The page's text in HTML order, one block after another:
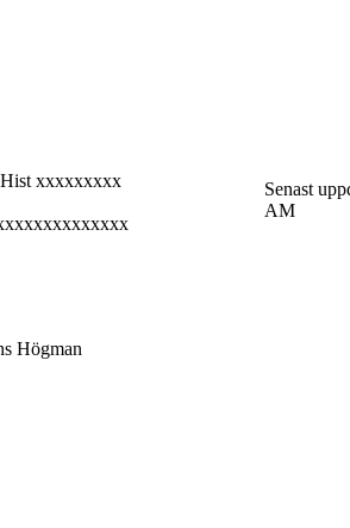
Högman
xxxxxxxxx
Senast
AM